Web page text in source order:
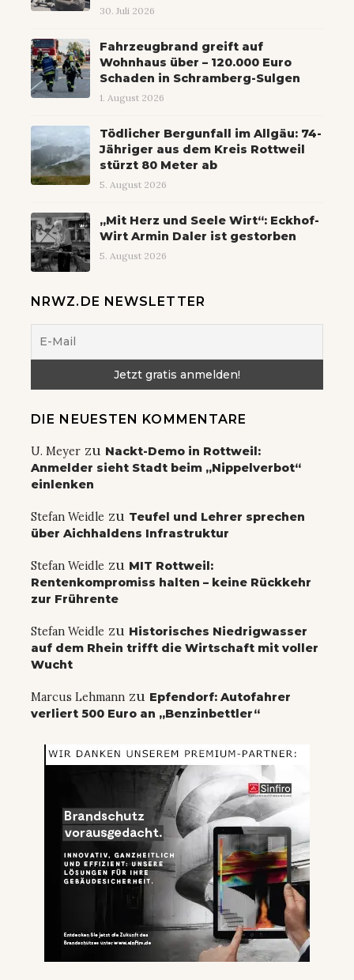
30. Juli 2026
Fahrzeugbrand greift auf
Wohnhaus über – 120.000 Euro
Schaden in Schramberg-Sulgen
1. August 2026
Tödlicher Bergunfall im Allgäu: 74-
Jähriger aus dem Kreis Rottweil
stürzt 80 Meter ab
5. August 2026
„Mit Herz und Seele Wirt“: Eckhof-
Wirt Armin Daler ist gestorben
5. August 2026
NRWZ.DE NEWSLETTER
DIE NEUESTEN KOMMENTARE
U. Meyer zu Nackt-Demo in Rottweil:
Anmelder sieht Stadt beim „Nippelverbot“
einlenken
Stefan Weidle zu Teufel und Lehrer sprechen
über Aichhaldens Infrastruktur
Stefan Weidle zu MIT Rottweil:
Rentenkompromiss halten – keine Rückkehr
zur Frührente
Stefan Weidle zu Historisches Niedrigwasser
auf dem Rhein trifft die Wirtschaft mit voller
Wucht
Marcus Lehmann zu Epfendorf: Autofahrer
verliert 500 Euro an „Benzinbettler“